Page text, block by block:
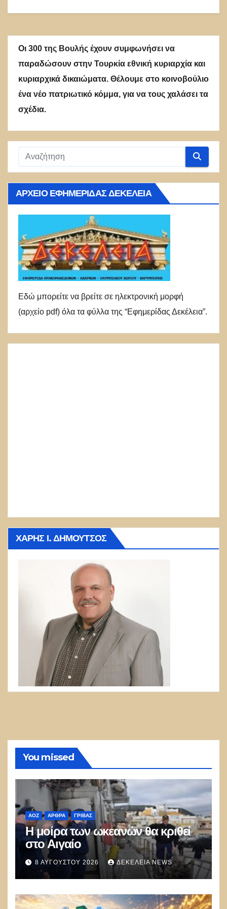
Οι 300 της Βουλής έχουν συμφωνήσει να
παραδώσουν στην Τουρκία εθνική κυριαρχία και
κυριαρχικά δικαιώματα. Θέλουμε στο κοινοβούλιο
ένα νέο πατριωτικό κόμμα, για να τους χαλάσει τα
σχέδια.
ΑΡΧΕΊΟ ΕΦΗΜΕΡΊΔΑΣ ΔΕΚΈΛΕΙΑ
Εδώ μπορείτε να βρείτε σε ηλεκτρονική μορφή
(αρχείο pdf) όλα τα φύλλα της “Εφημερίδας Δεκέλεια”.
ΧΆΡΗΣ Ι. ΔΗΜΟΎΤΣΟΣ
You missed
ΑΟΖ ΑΡΘΡΑ ΓΡΊΒΑΣ
Η μοίρα των ωκεανών θα κριθεί
στο Αιγαίο
8 ΑΥΓΟΎΣΤΟΥ 2026 ΔΕΚΈΛΕΙΑ NEWS